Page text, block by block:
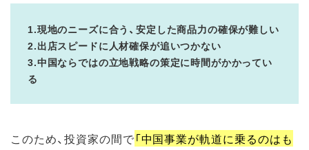
1.現地のニーズに合う、安定した商品力の確保が難しい
2.出店スピードに人材確保が追いつかない
3.中国ならではの立地戦略の策定に時間がかかってい
る
このため、投資家の間で「中国事業が軌道に乗るのはも